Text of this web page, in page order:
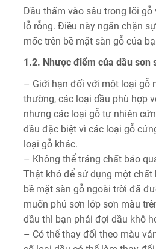
Dầu thấm vào sâu trong lõi
lỗ rỗng. Điều này ngăn chặn
mốc trên bề mặt sàn gỗ của
1.2. Nhược điểm của dầu sơn
– Giới hạn đối với một loại gỗ
thường, các loại dầu phù hợp
nhưng các loại gỗ tự nhiên
dầu đặc biệt vì các loại gỗ
loại gỗ khác.
– Không thể tráng chất bảo
Thật khó để sử dụng một chất
bề mặt sàn gỗ ngoài trời đã
muốn phủ sơn lớp sơn màu
dầu thì bạn phải đợi dầu khô
– Có thể thay đổi theo màu